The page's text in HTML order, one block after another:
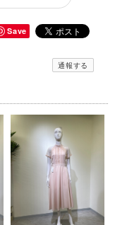
Save
通報する